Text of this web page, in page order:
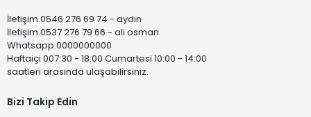
İletişim.0546 276 69 74 - aydın
İletişim.0537 276 79 66 - ali osman
Whatsapp.0000000000
Haftaiçi 007:30 - 18:00 Cumartesi 10:00 - 14:00
saatleri arasında ulaşabilirsiniz.
Bizi Takip Edin